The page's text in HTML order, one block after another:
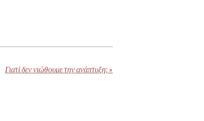
Γιατί δεν νιώθουμε την ανάπτυξη; »